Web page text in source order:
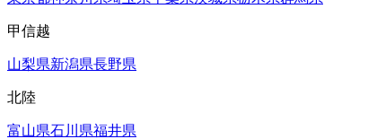
甲信越
山梨県新潟県長野県
北陸
富山県石川県福井県